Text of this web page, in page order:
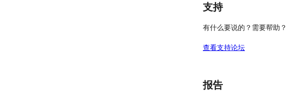
支持
有什么要说的？需要帮助？
查看支持论坛
报告